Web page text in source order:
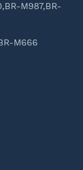
M987,BR-
M666